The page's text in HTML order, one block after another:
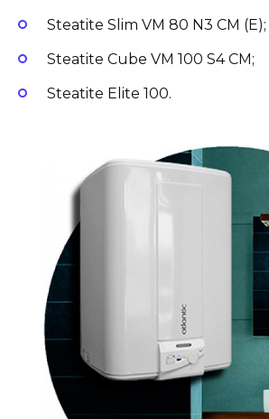
Steatite Slim VM 80 N3 CM (E);
Steatite Cube VM 100 S4 CM;
Steatite Elite 100.